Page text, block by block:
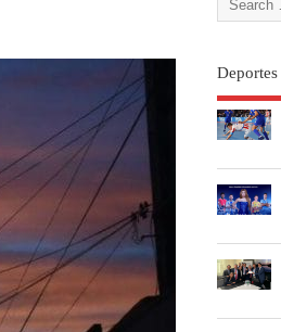
Deportes